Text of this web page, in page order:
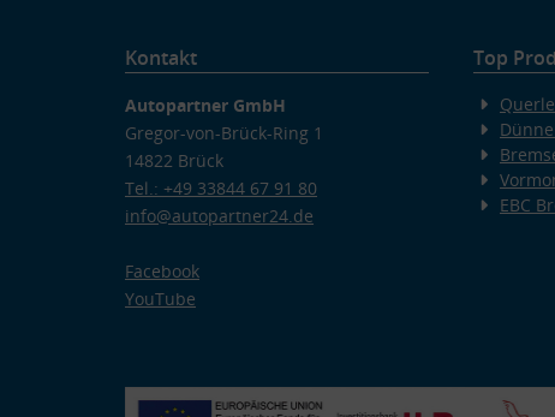
Kontakt
Autopartner GmbH
Gregor-von-Brück-Ring 1
14822 Brück
Tel.: +49 33844 67 91 80
info@autopartner24.de
Facebook
YouTube
Top
EBC